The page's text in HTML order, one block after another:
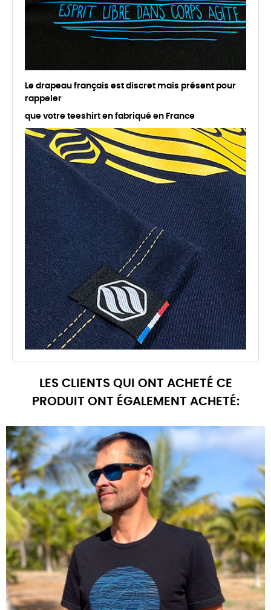
Le drapeau français est discret mais présent pour
rappeler
que votre teeshirt en fabriqué en France
LES CLIENTS QUI ONT ACHETÉ CE
PRODUIT ONT ÉGALEMENT ACHETÉ: